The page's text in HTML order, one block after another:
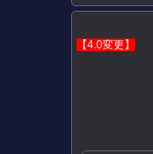
【4.0変更】